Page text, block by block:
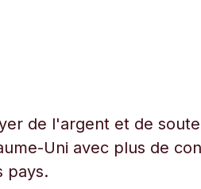
de l'argent et de
Uni avec plus de
pays.